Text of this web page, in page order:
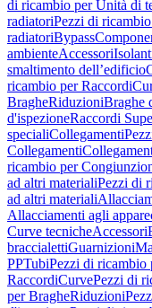
di ricambio per Unità di
radiatoriPezzi di
radiatoriBypass
ambienteAccessori
smaltimento dell’edificio
ricambio per Raccordi
BragheRiduzioniBraghe
d'ispezioneRaccordi
specialiCollegamenti
Collegamenti
ricambio per
ad altri materialiPezzi di
ad altri materiali
Allacciamenti agli
Curve tecnicheAccessori
braccialettiGuarnizioni
PPTubiPezzi di ricambio
RaccordiCurvePezzi di
per BragheRiduzioni